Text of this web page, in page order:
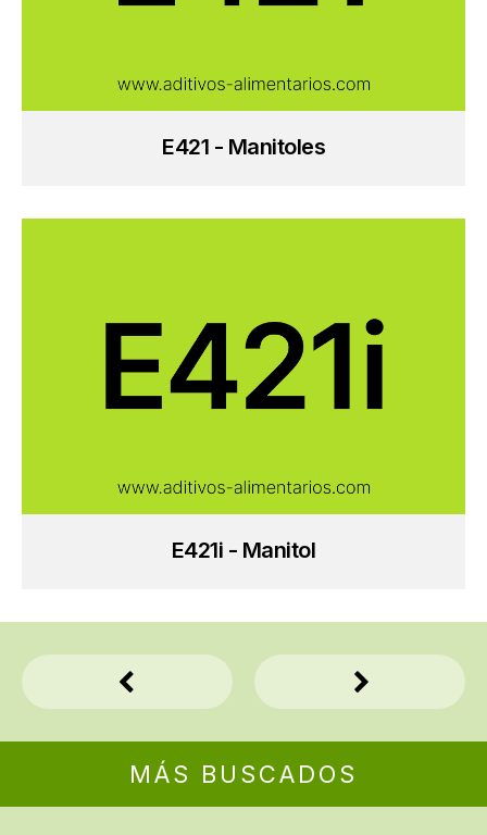
E421 - Manitoles
E421i - Manitol
MÁS BUSCADOS